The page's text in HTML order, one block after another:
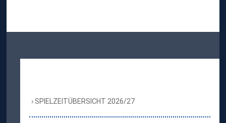
SPIELZEITÜBERSICHT 2026/27